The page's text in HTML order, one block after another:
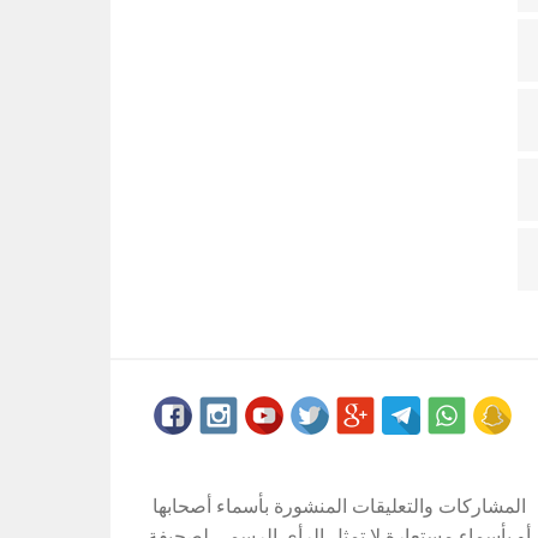
المشاركات والتعليقات المنشورة بأسماء أصحابها